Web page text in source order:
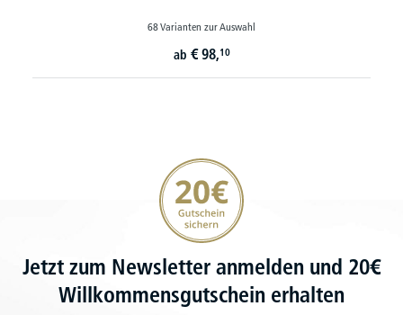
68 Varianten zur Auswahl
ab € 98,10
20€ Gutschein sichern
Jetzt zum Newsletter anmelden und 20€
Willkommensgutschein erhalten